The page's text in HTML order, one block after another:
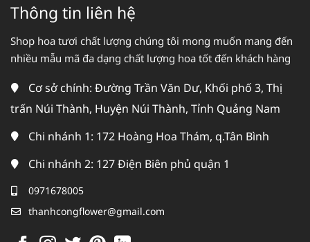
Thông tin liên hệ
Shop hoa tươi chất lượng chúng tôi mong muốn mang đến
nhiều mẫu mã đa dạng chất lượng hoa tốt đến khách hàng
Cơ sở chính: Đường Trần Văn Dư, Khối phố 3, Thị
trấn Núi Thành, Huyện Núi Thành, Tỉnh Quảng Nam
Chi nhánh 1: 172 Hoàng Hoa Thám, q.Tân Bình
Chi nhánh 2: 127 Điện Biên phủ quận 1
0971678005
thanhcongflower@gmail.com